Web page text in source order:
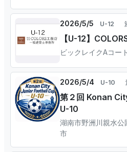
2026/5/5 U-12
【U-12】
ビックレイクAコー
2026/5/4 U-10
第２回 Konan
U-10
湖南市野洲川親水
市